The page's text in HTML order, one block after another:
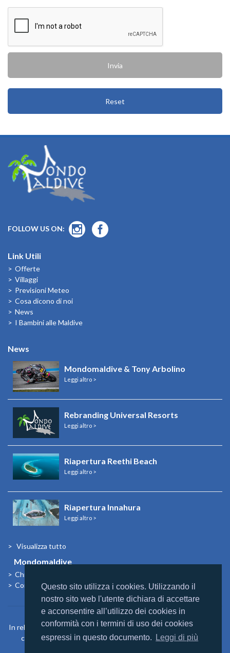
Questo sito utilizza i cookies. Utilizzando il
nostro sito web l'utente dichiara di accettare
e acconsentire all’utilizzo dei cookies in
conformità con i termini di uso dei cookies
espressi in questo documento.
Leggi di più
FOLLOW US ON:
Link Utili
Offerte
Villaggi
Previsioni Meteo
Cosa dicono di noi
News
I Bambini alle Maldive
News
Mondomaldive & Tony Arbolino
Leggi altro >
Rebranding Universal Resorts
Leggi altro >
Riapertura Reethi Beach
Leggi altro >
Riapertura Innahura
Leggi altro >
Visualizza tutto
Mondomaldive
Chi siamo
Contatti
In relazione agli aiuti di Stato e aiuti de Minimis, si rimanda a quanto
contenuto nel “Registro nazionale degli aiuti di Stato” di cui